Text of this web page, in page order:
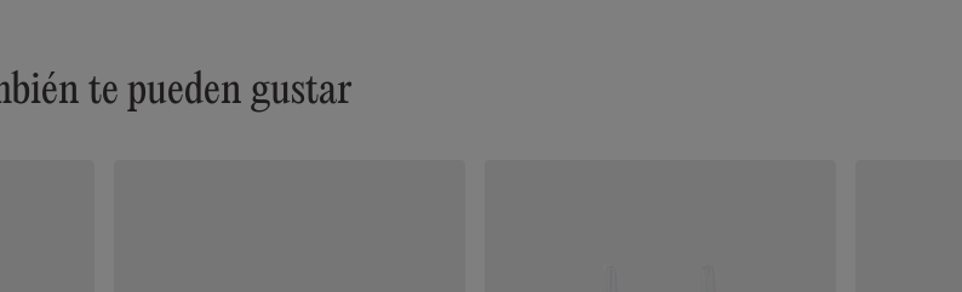
te pueden gustar